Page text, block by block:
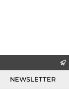
NEWSLETTER